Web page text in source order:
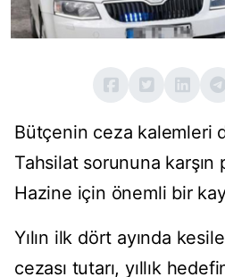
Bütçenin ceza kalemleri
Tahsilat sorununa karşın
Hazine için önemli bir
Yılın ilk dört ayında
cezası tutarı, yıllık